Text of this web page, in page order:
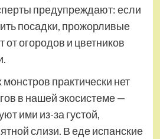
предупреждают: если
посадки, прожорливые
от огородов и цветников
практически нет
в нашей экосистеме —
ими из-за густой,
слизи. В еде испанские